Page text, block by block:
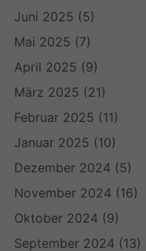
Juni 2025 (5)
Mai 2025 (7)
April 2025 (9)
März 2025 (21)
Februar 2025 (11)
Januar 2025 (10)
Dezember 2024 (5)
November 2024 (16)
Oktober 2024 (9)
September 2024 (13)